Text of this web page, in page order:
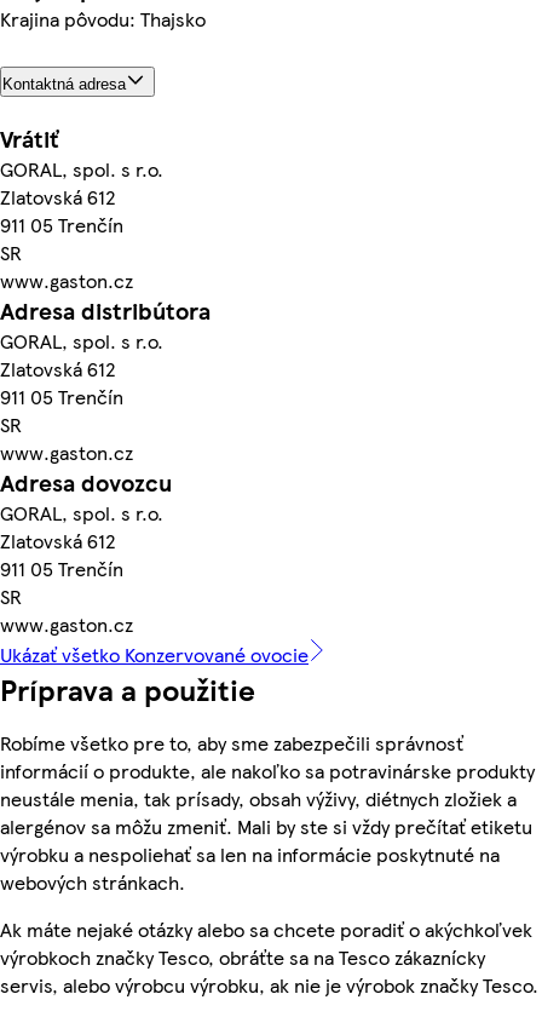
Krajina pôvodu: Thajsko
Kontaktná adresa
Vrátiť
GORAL, spol. s r.o.
Zlatovská 612
911 05 Trenčín
SR
www.gaston.cz
Adresa distribútora
GORAL, spol. s r.o.
Zlatovská 612
911 05 Trenčín
SR
www.gaston.cz
Adresa dovozcu
GORAL, spol. s r.o.
Zlatovská 612
911 05 Trenčín
SR
www.gaston.cz
Ukázať všetko Konzervované ovocie
Príprava a použitie
Robíme všetko pre to, aby sme zabezpečili správnosť
informácií o produkte, ale nakoľko sa potravinárske produkty
neustále menia, tak prísady, obsah výživy, diétnych zložiek a
alergénov sa môžu zmeniť. Mali by ste si vždy prečítať etiketu
výrobku a nespoliehať sa len na informácie poskytnuté na
webových stránkach.
Ak máte nejaké otázky alebo sa chcete poradiť o akýchkoľvek
výrobkoch značky Tesco, obráťte sa na Tesco zákaznícky
servis, alebo výrobcu výrobku, ak nie je výrobok značky Tesco.